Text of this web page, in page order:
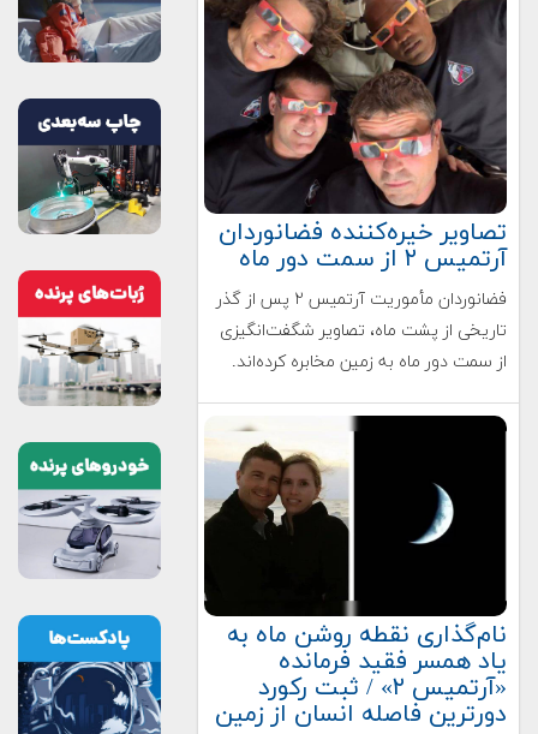
تصاویر خیره‌کننده فضانوردان
آرتمیس ۲ از سمت دور ماه
فضانوردان مأموریت آرتمیس ۲ پس از گذر
تاریخی از پشت ماه، تصاویر شگفت‌انگیزی
از سمت دور ماه به زمین مخابره کرده‌اند.
نام‌گذاری نقطه روشن ماه به
یاد همسر فقید فرمانده
«آرتمیس ۲» / ثبت رکورد
دورترین فاصله انسان از زمین